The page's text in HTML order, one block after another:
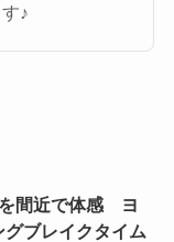
♪
間近で体感 ヨ
ブレイクタイム